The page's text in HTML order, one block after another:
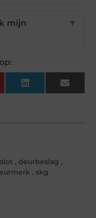
mijn
▼
LinkedInEmail
, deurbeslag ,
, skg